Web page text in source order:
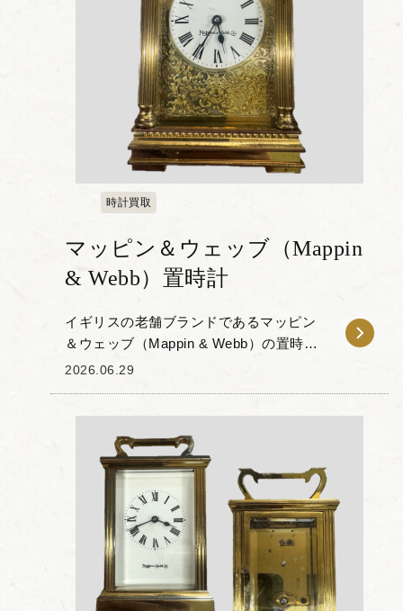
時計買取
マッピン＆ウェッブ（Mappin
& Webb）置時計
イギリスの老舗ブランドであるマッピン
＆ウェッブ（Mappin & Webb）の置時計
をお譲りいただきました。 本品は、真鍮
2026.06.29